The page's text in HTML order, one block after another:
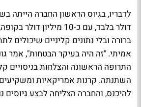
דולר בלבד, עם כ-10
ברורה ובלי נתונים קליניים שיכולים
אמיתי. "זה היה בעיקר הבטחות", אמר
התרופה הראשונה והצלחות בניסויים
השתנתה. קרנות אמריקאיות
להיכנס, והחברה הצליחה לבצע גיוסים